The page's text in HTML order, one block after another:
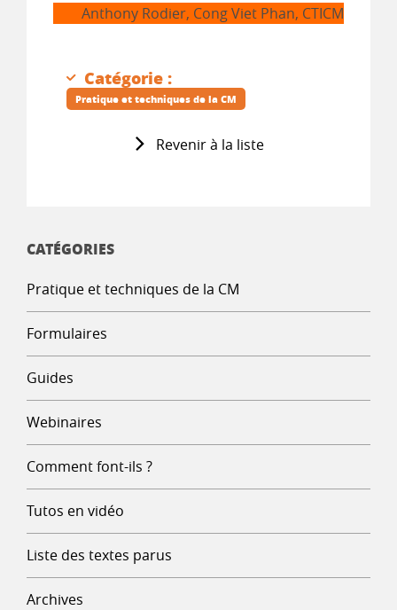
CATÉGORIES
Pratique et techniques de la CM
Formulaires
Guides
Webinaires
Comment font-ils ?
Tutos en vidéo
Liste des textes parus
Archives
Anthony Rodier, Cong Viet Phan, CTICM
Revenir à la liste
Catégorie :
Pratique et techniques de la CM